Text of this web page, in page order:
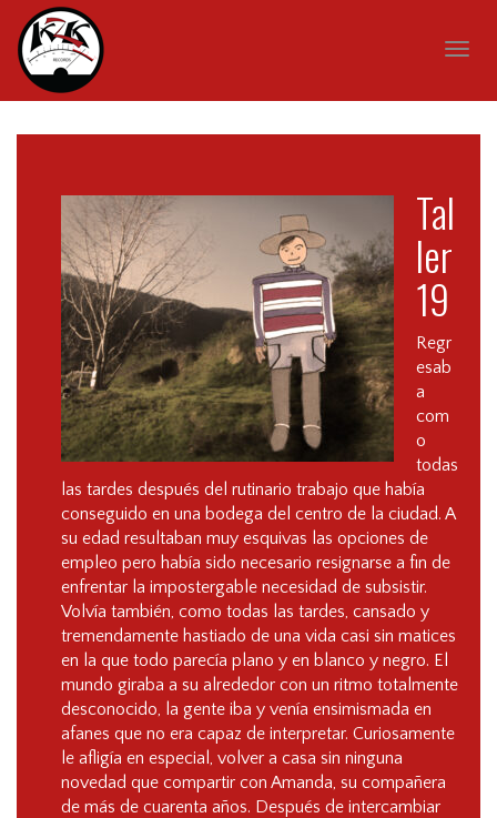
Tal
ler
19
Regr
esab
a
com
o
todas
las tardes después del rutinario trabajo que había
conseguido en una bodega del centro de la ciudad. A
su edad resultaban muy esquivas las opciones de
empleo pero había sido necesario resignarse a fin de
enfrentar la impostergable necesidad de subsistir.
Volvía también, como todas las tardes, cansado y
tremendamente hastiado de una vida casi sin matices
en la que todo parecía plano y en blanco y negro. El
mundo giraba a su alrededor con un ritmo totalmente
desconocido, la gente iba y venía ensimismada en
afanes que no era capaz de interpretar. Curiosamente
le afligía en especial, volver a casa sin ninguna
novedad que compartir con Amanda, su compañera
de más de cuarenta años. Después de intercambiar